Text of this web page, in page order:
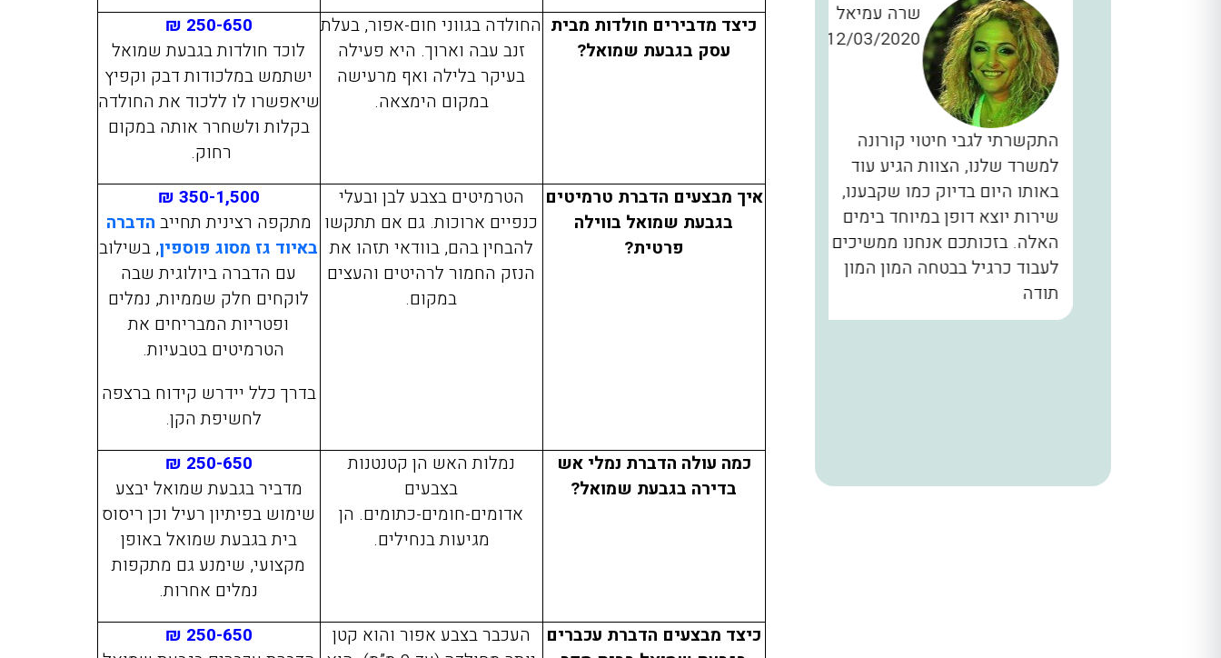
שרה עמיאל
12/03/2020
התקשרתי לגבי חיטוי קורונה
למשרד שלנו, הצוות הגיע עוד
באותו היום בדיוק כמו שקבענו,
שירות יוצא דופן במיוחד בימים
האלה. בזכותכם אנחנו ממשיכים
לעבוד כרגיל בבטחה המון המון
תודה
אריאלה לוין
08/04/2020
בפרקט, הגיע בחור בשם דני ביצע
את העבודה בצורה מושלמת וגם
נתן לנו אחריות ככה שאנחנו
מיכה אלפסי
17/02/2019
התקשרתי אליכם בערב לגבי
חנה, אחרי 50 דקות המדביר כבר
היה פה, פשוט תענוג של שירות
אין דברים כאלה. תודה
חזרנו מחול ומסתבר
איתנו מה שנקרא פשפש
לא ידענו בהתחלה ממה
נעקצים בלילה זה היה
כולם כבר החליטו שיש לנו
פשפשים בכל הבית עד
אליכם מהמלצה שקיבלנו
חברים שלנו, הגיע המדביר
מטעמכם בדק וראה שיש
הוגן, יושרה, אין לי ספק
וכאשר אצטרך מדביר
למי לפנות.
כיצד מדבירים חולדות מבית
עסק בגבעת שמואל?
החולדה בגווני חום-אפור, בעלת
זנב עבה וארוך. היא פעילה
בעיקר בלילה ואף מרעישה
במקום הימצאה.
250-650 ₪
לוכד חולדות בגבעת שמואל
ישתמש במלכודות דבק וקפיץ
שיאפשרו לו ללכוד את החולדה
בקלות ולשחרר אותה במקום
רחוק.
איך מבצעים הדברת טרמיטים
בגבעת שמואל בווילה
פרטית?
הטרמיטים בצבע לבן ובעלי
כנפיים ארוכות. גם אם תתקשו
להבחין בהם, בוודאי תזהו את
הנזק החמור לרהיטים והעצים
במקום.
350-1,500 ₪
מתקפה רצינית תחייב הדברה
באיוד גז מסוג פוספין, בשילוב
עם הדברה ביולוגית שבה
לוקחים חלק שממיות, נמלים
ופטריות המבריחים את
הטרמיטים בטבעיות.
בדרך כלל יידרש קידוח ברצפה
לחשיפת הקן.
כמה עולה הדברת נמלי אש
בדירה בגבעת שמואל?
נמלות האש הן קטנטנות
בצבעים
אדומים-חומים-כתומים. הן
מגיעות בנחילים.
250-650 ₪
מדביר בגבעת שמואל יבצע
שימוש בפיתיון רעיל וכן ריסוס
בית בגבעת שמואל באופן
מקצועי, שימנע גם מתקפות
נמלים אחרות.
כיצד מבצעים הדברת עכברים
העכבר בצבע אפור והוא קטן
250-650 ₪